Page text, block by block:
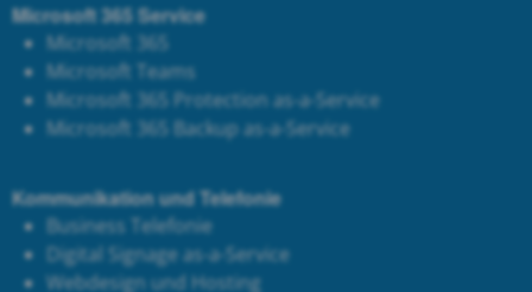
Microsoft 365 Service
Microsoft 365
Microsoft Teams
Microsoft 365 Protection as-a-Service
Microsoft 365 Backup as-a-Service
Kommunikation und Telefonie
Business Telefonie
Digital Signage as-a-Service
Webdesign und Hosting